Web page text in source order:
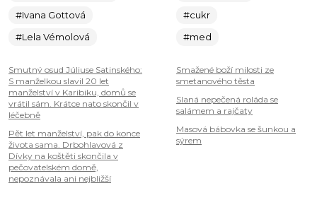
#Ivana Gottová
#Lela Vémolová
Smutný osud Júliuse Satinského:
S manželkou slavil 20 let
manželství v Karibiku, domů se
vrátil sám. Krátce nato skončil v
léčebně
Pět let manželství, pak do konce
života sama. Drbohlavová z
Dívky na koštěti skončila v
pečovatelském domě,
nepoznávala ani nejbližší
#cukr
#med
Smažené boží milosti ze
smetanového těsta
Slaná nepečená roláda se
salámem a rajčaty
Masová bábovka se šunkou a
sýrem